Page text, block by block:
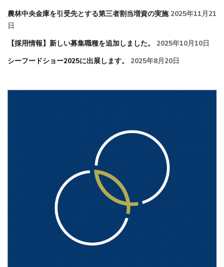
農林中央金庫を引受先とする第三者割当増資の実施 2025年11月21
日
【採用情報】新しい募集職種を追加しました。
2025年10月10日
シーフードショー2025に出展します。
2025年8月20日